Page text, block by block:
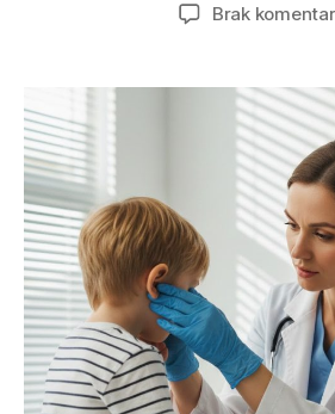
Brak